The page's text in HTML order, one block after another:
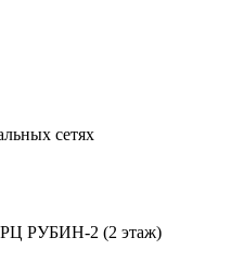
сетях
РУБИН-2 (2 этаж)